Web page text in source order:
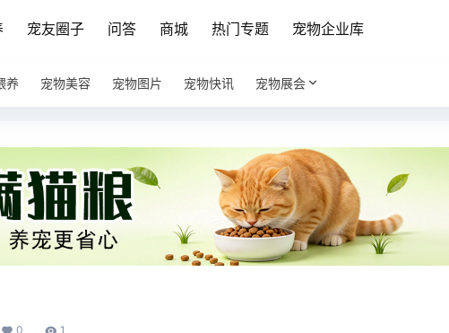
宠友圈子 问答 商城 热门专题 宠物企业库
养 宠物美容 宠物图片 宠物快讯 宠物展会
0 1